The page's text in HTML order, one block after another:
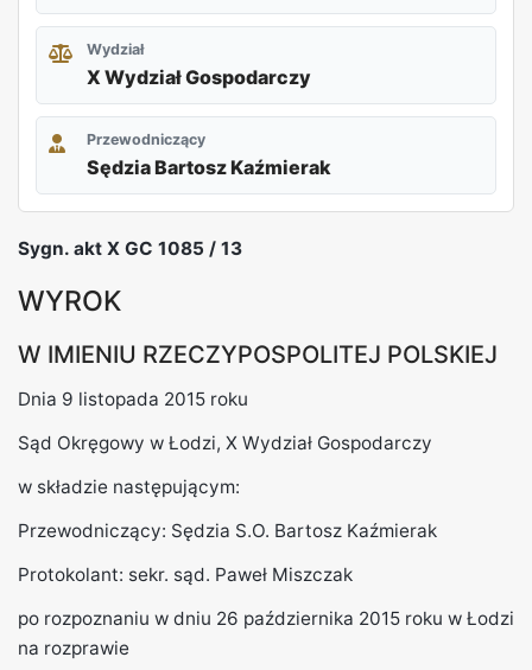
Wydział
X Wydział Gospodarczy
Przewodniczący
Sędzia Bartosz Kaźmierak
REKLAMA
Sygn. akt X GC 1085 / 13
WYROK
W IMIENIU RZECZYPOSPOLITEJ POLSKIEJ
Dnia 9 listopada 2015 roku
Sąd Okręgowy w Łodzi, X Wydział Gospodarczy
w składzie następującym:
Przewodniczący: Sędzia S.O. Bartosz Kaźmierak
Protokolant: sekr. sąd. Paweł Miszczak
po rozpoznaniu w dniu 26 października 2015 roku w Łodzi
na rozprawie